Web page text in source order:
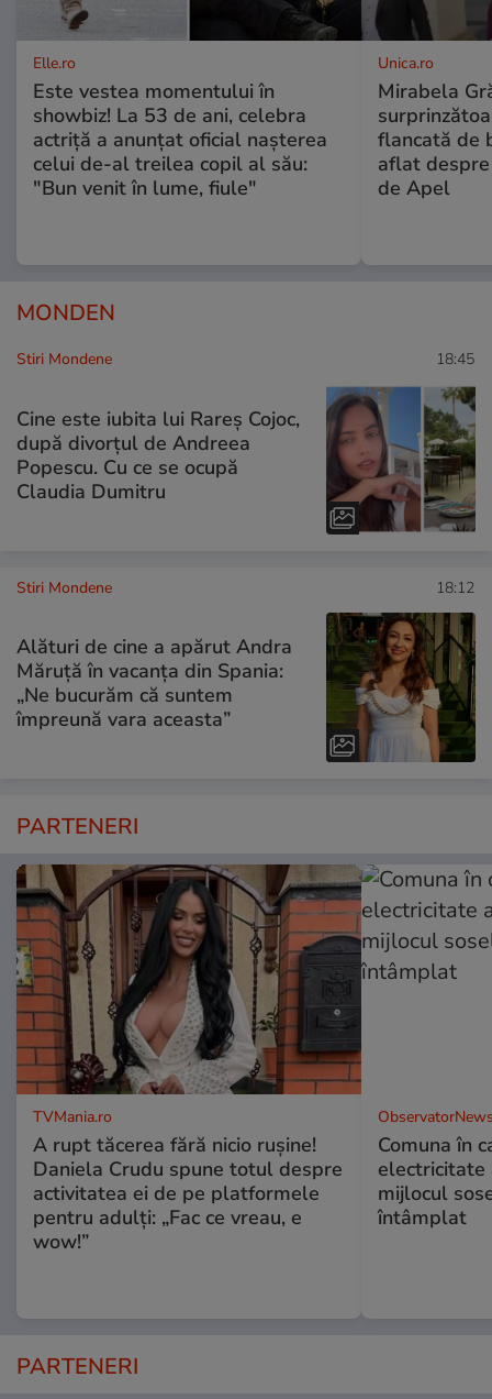
Elle.ro
Este vestea momentului în
showbiz! La 53 de ani, celebra
actriță a anunțat oficial nașterea
celui de-al treilea copil al său:
"Bun venit în lume, fiule"
Unica.ro
Mirabela
flancată de
aflat
de Apel
MONDEN
Stiri Mondene 18:45
Cine este iubita lui Rareș Cojoc,
după divorțul de Andreea
Popescu. Cu ce se ocupă
Claudia Dumitru
Stiri Mondene 18:12
Alături de cine a apărut Andra
Măruță în vacanța din Spania:
„Ne bucurăm că suntem
împreună vara aceasta”
PARTENERI
TVMania.ro
A rupt tăcerea fără nicio rușine!
Daniela Crudu spune totul despre
activitatea ei de pe platformele
pentru adulți: „Fac ce vreau, e
wow!”
Comuna în
electricitate
mijlocul
întâmplat
PARTENERI